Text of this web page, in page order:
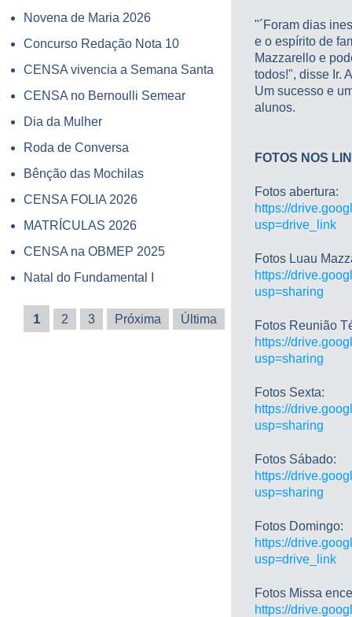
Novena de Maria 2026
Concurso Redação Nota 10
CENSA vivencia a Semana Santa
CENSA no Bernoulli Semear
Dia da Mulher
Roda de Conversa
Bênção das Mochilas
CENSA FOLIA 2026
MATRÍCULAS 2026
CENSA na OBMEP 2025
Natal do Fundamental I
1 2 3 Próxima Última
"´Foram dias
e o espírito de
Mazzarello e
todos!", disse Ir.
Um sucesso e
alunos.
FOTOS NOS
Fotos abertura:
https://
usp=drive_link
Fotos Luau
https://
usp=sharing
Fotos Reunião
https://
usp=sharing
Fotos Sexta:
https://
usp=sharing
Fotos Sábado:
https://
usp=sharing
Fotos Domingo:
https://
usp=drive_link
Fotos Missa
https://